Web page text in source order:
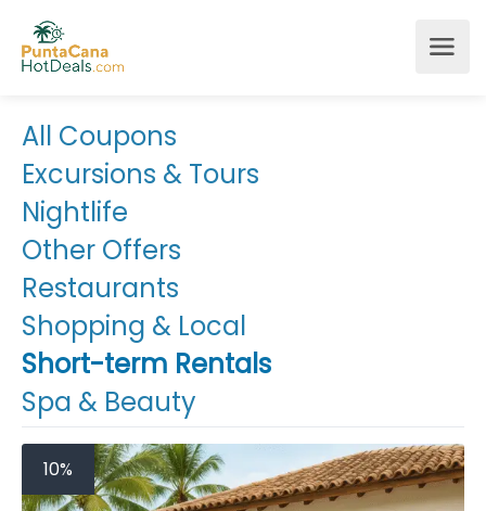
All Coupons
Excursions & Tours
Nightlife
Other Offers
Restaurants
Shopping & Local
Short-term Rentals
Spa & Beauty
10%